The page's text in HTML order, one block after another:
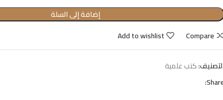
إضافة إلى السلة
Compare
Add to wishlist
كتب علمية